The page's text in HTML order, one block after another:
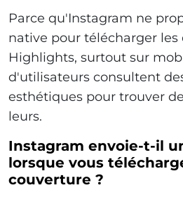
Parce qu'Instagram ne
native pour télécharger les
Highlights, surtout sur
d'utilisateurs consultent
esthétiques pour trouver
leurs.
Instagram envoie-t-il
lorsque vous
couverture ?